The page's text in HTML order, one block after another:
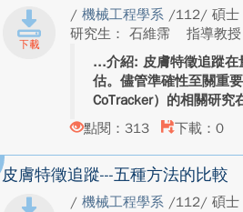
/ 機械工程學系 /112/ 碩士
研究生： 石維霈
指導教授
介紹: 皮膚特徵追蹤在
估。儘管準確性至關重
CoTracker）的相關研究
點閱：313
下載：0
皮膚特徵追蹤---五種方法的比較
/ 機械工程學系 /112/ 碩士